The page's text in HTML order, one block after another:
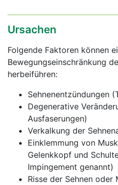
Ursachen
Folgende Faktoren können
Bewegungseinschränkung
herbeiführen:
Sehnenentzündungen
Degenerative
Ausfaserungen)
Verkalkung der
Einklemmung von
Gelenkkopf und
Impingement genannt)
Risse der Sehnen oder